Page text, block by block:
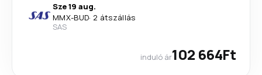
Sze 19 aug.
MMX-BUD· 2 átszállás
SAS
induló ár102 664Ft